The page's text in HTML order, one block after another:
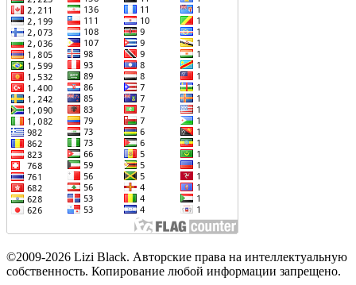
©2009-2026 Lizi Black. Авторские права на интеллектуальную
собственность. Копирование любой информации запрещено.